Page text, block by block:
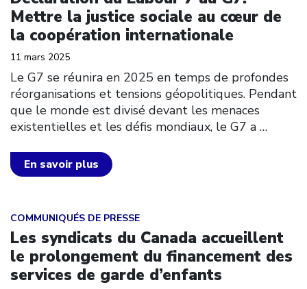
Mettre la justice sociale au cœur de
la coopération internationale
11 mars 2025
Le G7 se réunira en 2025 en temps de profondes
réorganisations et tensions géopolitiques. Pendant
que le monde est divisé devant les menaces
existentielles et les défis mondiaux, le G7 a …
En savoir plus
COMMUNIQUÉS DE PRESSE
Les syndicats du Canada accueillent
le prolongement du financement des
services de garde d’enfants
Click to open the link